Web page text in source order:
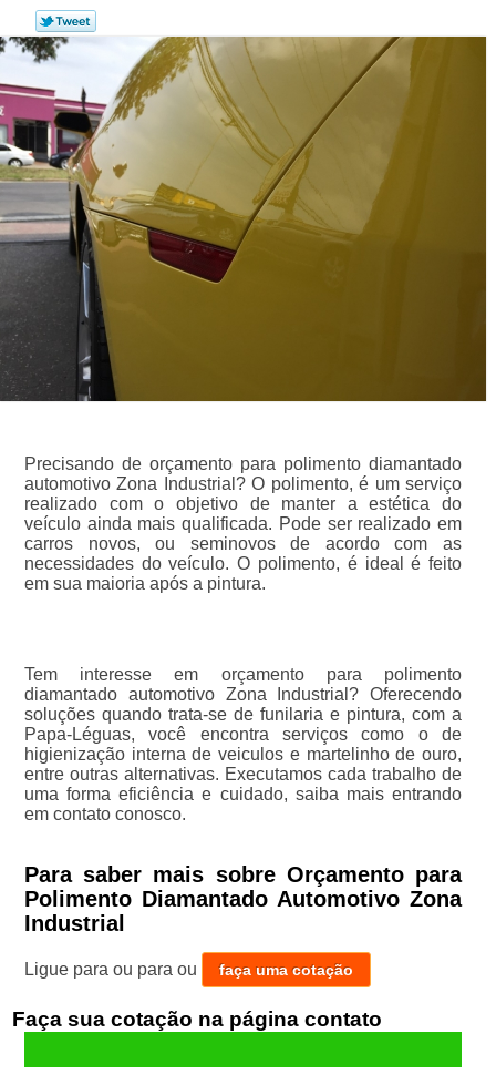
Precisando de orçamento para polimento diamantado
automotivo Zona Industrial? O polimento, é um serviço
realizado com o objetivo de manter a estética do
veículo ainda mais qualificada. Pode ser realizado em
carros novos, ou seminovos de acordo com as
necessidades do veículo. O polimento, é ideal é feito
em sua maioria após a pintura.
Tem interesse em orçamento para polimento
diamantado automotivo Zona Industrial? Oferecendo
soluções quando trata-se de funilaria e pintura, com a
Papa-Léguas, você encontra serviços como o de
higienização interna de veiculos e martelinho de ouro,
entre outras alternativas. Executamos cada trabalho de
uma forma eficiência e cuidado, saiba mais entrando
em contato conosco.
Para saber mais sobre Orçamento para
Polimento Diamantado Automotivo Zona
Industrial
Ligue para ou para ou faça uma cotação
Faça sua cotação